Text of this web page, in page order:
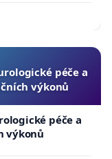
péče a
výkonů
péče a
výkonů